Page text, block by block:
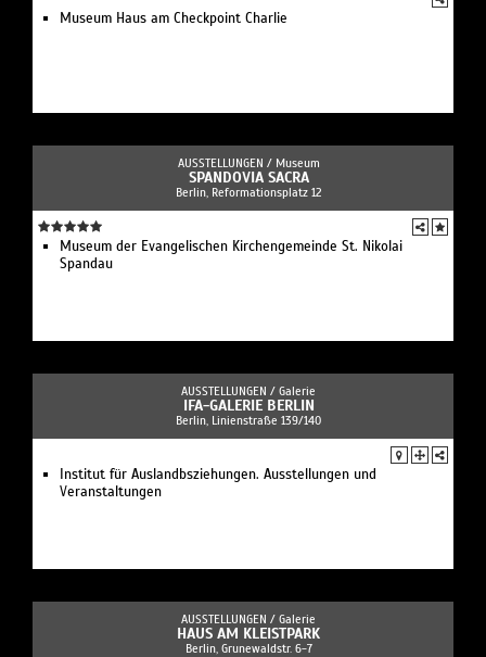
Museum Haus am Checkpoint Charlie
AUSSTELLUNGEN / Museum
SPANDOVIA SACRA
Berlin, Reformationsplatz 12
Museum der Evangelischen Kirchengemeinde St. Nikolai
Spandau
AUSSTELLUNGEN / Galerie
IFA-GALERIE BERLIN
Berlin, Linienstraße 139/140
Institut für Auslandbsziehungen. Ausstellungen und
Veranstaltungen
AUSSTELLUNGEN / Galerie
HAUS AM KLEISTPARK
Berlin, Grunewaldstr. 6-7